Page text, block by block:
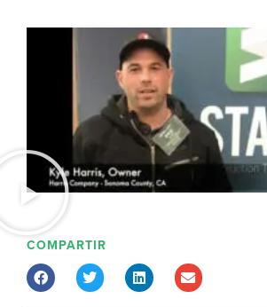
COMPARTIR